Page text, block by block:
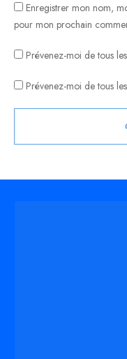
Enregistrer mon nom,
pour mon prochain
Prévenez-moi de tous
Prévenez-moi de tous